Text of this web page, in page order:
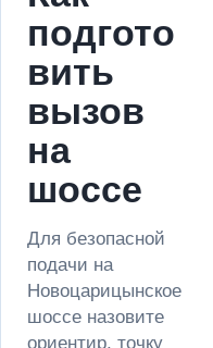
подгото
вить
вызов
на
шоссе
Для безопасной
подачи на
Новоцарицынское
шоссе назовите
ориентир, точку